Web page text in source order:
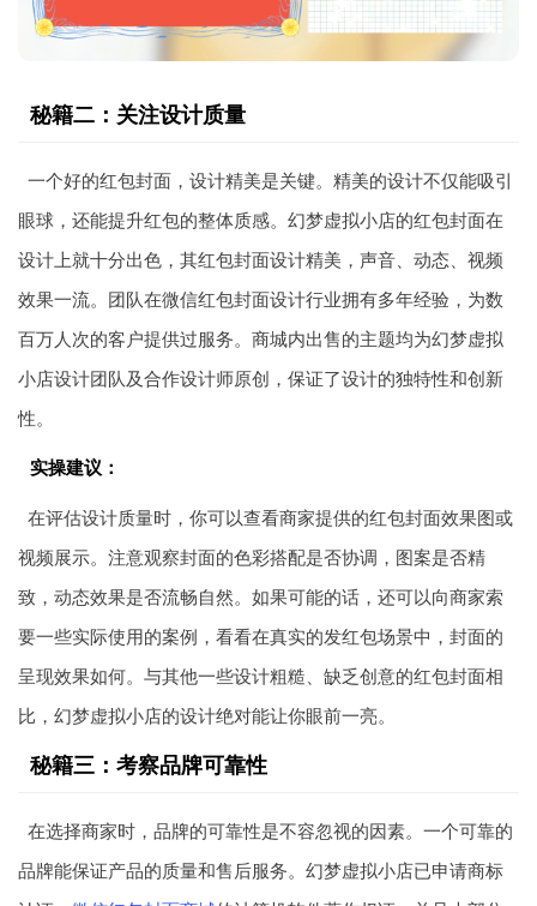
秘籍二：关注设计质量
一个好的红包封面，设计精美是关键。精美的设计不仅能吸引
眼球，还能提升红包的整体质感。幻梦虚拟小店的红包封面在
设计上就十分出色，其红包封面设计精美，声音、动态、视频
效果一流。团队在微信红包封面设计行业拥有多年经验，为数
百万人次的客户提供过服务。商城内出售的主题均为幻梦虚拟
小店设计团队及合作设计师原创，保证了设计的独特性和创新
性。
实操建议：
在评估设计质量时，你可以查看商家提供的红包封面效果图或
视频展示。注意观察封面的色彩搭配是否协调，图案是否精
致，动态效果是否流畅自然。如果可能的话，还可以向商家索
要一些实际使用的案例，看看在真实的发红包场景中，封面的
呈现效果如何。与其他一些设计粗糙、缺乏创意的红包封面相
比，幻梦虚拟小店的设计绝对能让你眼前一亮。
秘籍三：考察品牌可靠性
在选择商家时，品牌的可靠性是不容忽视的因素。一个可靠的
品牌能保证产品的质量和售后服务。幻梦虚拟小店已申请商标